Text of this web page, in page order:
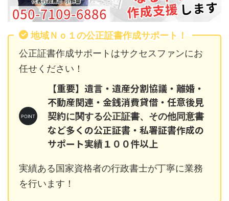
地域Ｎｏ１の公正証書作成サポート！
公正証書作成サポートはサクセスファンにお
任せください！
【重要】遺言・遺産分割協議・離婚・
不動産関連・金銭消費貸借・任意後見
契約に関する公正証書、その他同意書
など多くの公正証書・私署証書作成の
サポート実績１００件以上
実績ある国家資格者の行政書士が丁寧に業務
を行います！